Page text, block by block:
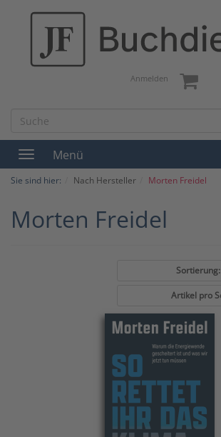
Anmelden
Toggle
navigation
Menü
Sie sind hier: Nach Hersteller Morten Freidel
Morten Freidel
Sortierung:
Artikel pro